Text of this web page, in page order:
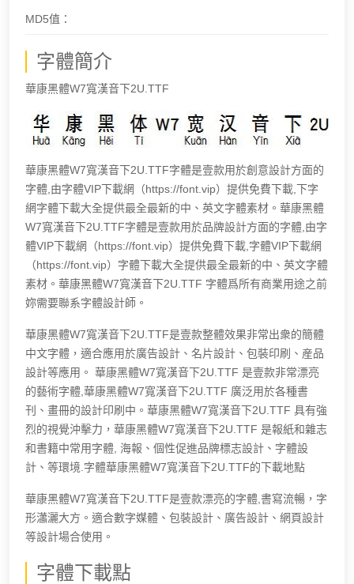
MD5值：
字體簡介
華康黑體W7寬漢音下2U.TTF
華康黑體W7寬漢音下2U.TTF字體是壹款用於創意設計方面的
字體,由字體VIP下載網（https://font.vip）提供免費下載,下字
網字體下載大全提供最全最新的中、英文字體素材。華康黑體
W7寬漢音下2U.TTF字體是壹款用於品牌設計方面的字體,由字
體VIP下載網（https://font.vip）提供免費下載,字體VIP下載網
（https://font.vip）字體下載大全提供最全最新的中、英文字體
素材。華康黑體W7寬漢音下2U.TTF 字體爲所有商業用途之前
妳需要聯系字體設計師。
華康黑體W7寬漢音下2U.TTF是壹款整體效果非常出衆的簡體
中文字體，適合應用於廣告設計、名片設計、包裝印刷、産品
設計等應用。 華康黑體W7寬漢音下2U.TTF 是壹款非常漂亮
的藝術字體,華康黑體W7寬漢音下2U.TTF 廣泛用於各種書
刊、畫冊的設計印刷中。華康黑體W7寬漢音下2U.TTF 具有強
烈的視覺沖擊力，華康黑體W7寬漢音下2U.TTF 是報紙和雜志
和書籍中常用字體, 海報、個性促進品牌標志設計、字體設
計、等環境.字體華康黑體W7寬漢音下2U.TTF的下載地點
華康黑體W7寬漢音下2U.TTF是壹款漂亮的字體,書寫流暢，字
形瀟灑大方。適合數字媒體、包裝設計、廣告設計、網頁設計
等設計場合使用。
字體下載點